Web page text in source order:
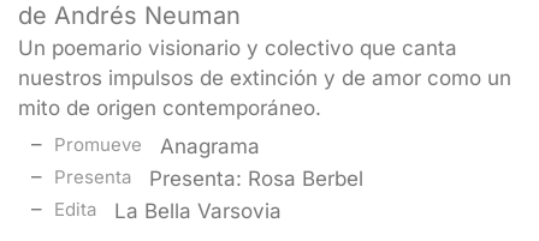
de Andrés Neuman
Un poemario visionario y colectivo que canta
nuestros impulsos de extinción y de amor como un
mito de origen contemporáneo.
Promueve Anagrama
Presenta Presenta: Rosa Berbel
Edita La Bella Varsovia